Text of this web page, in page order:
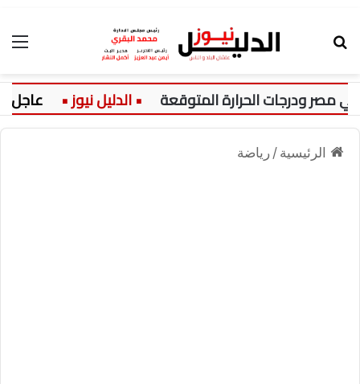
عاجل:
الرئيسية / رياضة